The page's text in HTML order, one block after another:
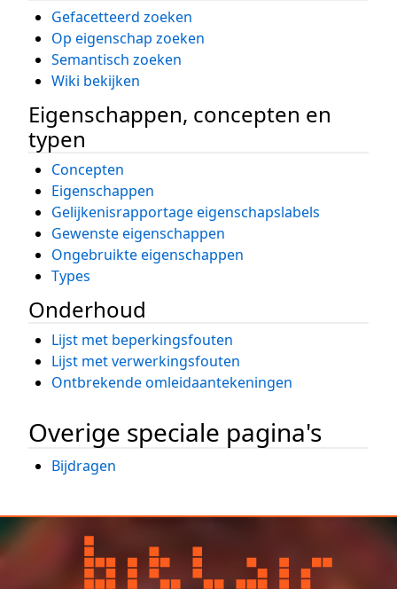
Gefacetteerd zoeken
Op eigenschap zoeken
Semantisch zoeken
Wiki bekijken
Eigenschappen, concepten en
typen
Concepten
Eigenschappen
Gelijkenisrapportage eigenschapslabels
Gewenste eigenschappen
Ongebruikte eigenschappen
Types
Onderhoud
Lijst met beperkingsfouten
Lijst met verwerkingsfouten
Ontbrekende omleidaantekeningen
Overige speciale pagina's
Bijdragen